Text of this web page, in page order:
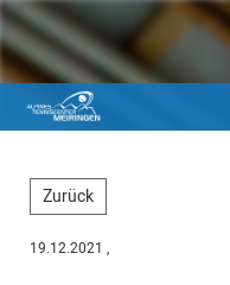
Zurück
19.12.2021 ,